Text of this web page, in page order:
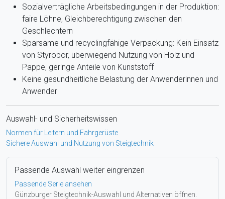
Sozialverträgliche Arbeitsbedingungen in der Produktion:
faire Löhne, Gleichberechtigung zwischen den
Geschlechtern
Sparsame und recyclingfähige Verpackung: Kein Einsatz
von Styropor, überwiegend Nutzung von Holz und
Pappe, geringe Anteile von Kunststoff
Keine gesundheitliche Belastung der Anwenderinnen und
Anwender
Auswahl- und Sicherheitswissen
Normen für Leitern und Fahrgerüste
Sichere Auswahl und Nutzung von Steigtechnik
Passende Auswahl weiter eingrenzen
Passende Serie ansehen
Günzburger Steigtechnik-Auswahl und Alternativen öffnen.